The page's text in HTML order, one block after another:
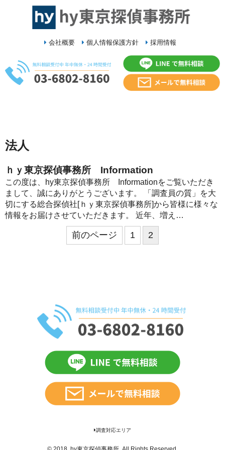
会社概要 個人情報保護方針 採用情報
法人
ｈｙ東京探偵事務所 Information
この度は、hy東京探偵事務所 Informationをご覧いただき
まして、誠にありがとうございます。 「調査員の質」を大
切にする総合探偵社[ｈｙ東京探偵事務所]から皆様に様々な
情報をお届けさせていただきます。 近年、増え…
前のページ 1 2
調査対応エリア